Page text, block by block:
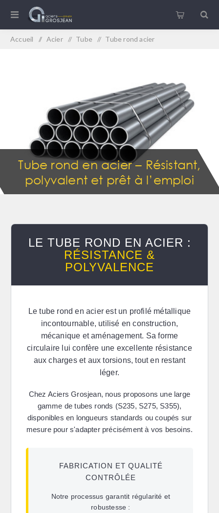
Accueil / Acier / Tube / Tube rond acier
Tube rond en acier – Résistant,
polyvalent et prêt à l’emploi
LE TUBE ROND EN ACIER :
RÉSISTANCE &
POLYVALENCE
Letube rond en acier est un profilé métallique
incontournable, utilisé en construction,
mécanique et aménagement. Sa forme
circulaire lui confère une excellente résistance
aux charges et aux torsions, tout en restant
léger.
Chez Aciers Grosjean, nous proposons une large
gamme de tubes ronds (S235, S275, S355),
disponibles en longueurs standards ou coupés sur
mesure pour s'adapter précisément à vos besoins.
FABRICATION ET QUALITÉ
CONTRÔLÉE
Notre processus garantit régularité et
robustesse :